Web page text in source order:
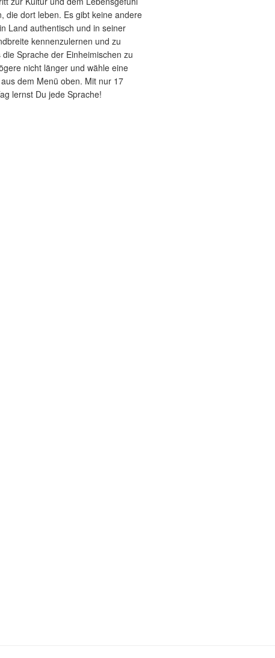
die dort leben. Es gibt keine andere
Land authentisch und in seiner
kennenzulernen und zu
Sprache der Einheimischen zu
nicht länger und wähle eine
dem Menü oben. Mit nur 17
lernst Du jede Sprache!